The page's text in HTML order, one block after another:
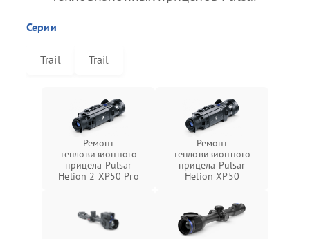
Серии
Trail Trail
Ремонт
тепловизионного
прицела Pulsar
Helion 2 XP50 Pro
Ремонт
тепловизионного
прицела Pulsar
Helion XP50